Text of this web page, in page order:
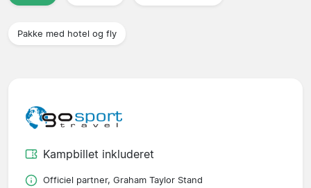
Pakke med hotel og fly
Kampbillet inkluderet
Officiel partner, Graham Taylor Stand